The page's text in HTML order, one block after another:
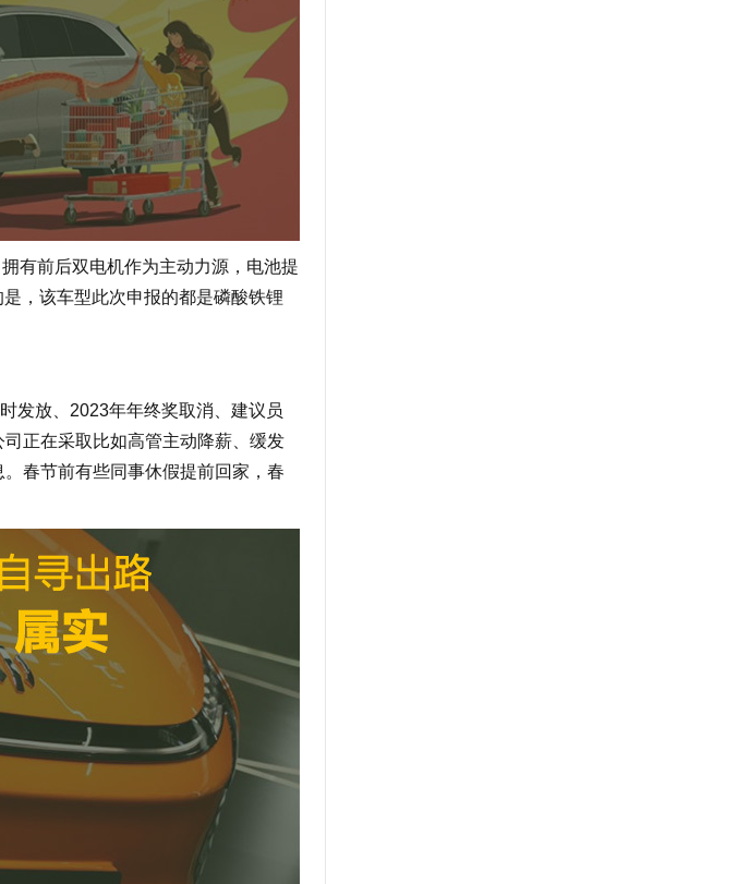
有前后双电机作为主动力源，电池提
，该车型此次申报的都是磷酸铁锂
放、2023年年终奖取消、建议员
正在采取比如高管主动降薪、缓发
春节前有些同事休假提前回家，春